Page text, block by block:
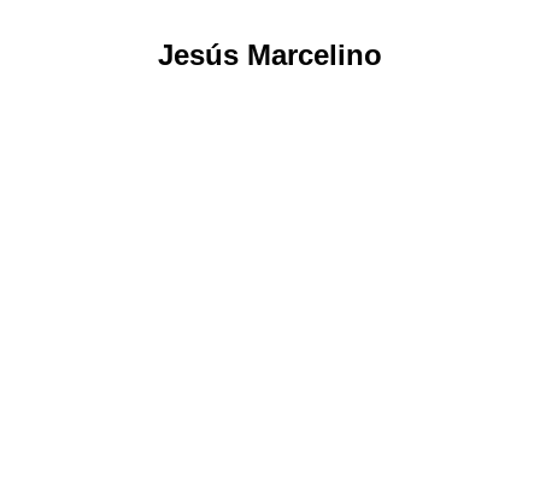
Jesús Marcelino